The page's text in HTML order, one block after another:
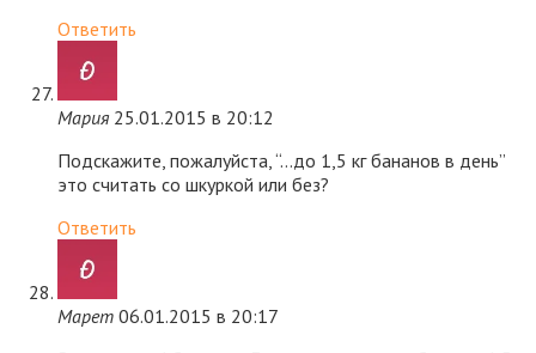
Ответить
Мария 25.01.2015 в 20:12
Подскажите, пожалуйста, “…до 1,5 кг бананов в день”
это считать со шкуркой или без?
Ответить
Марет 06.01.2015 в 20:17